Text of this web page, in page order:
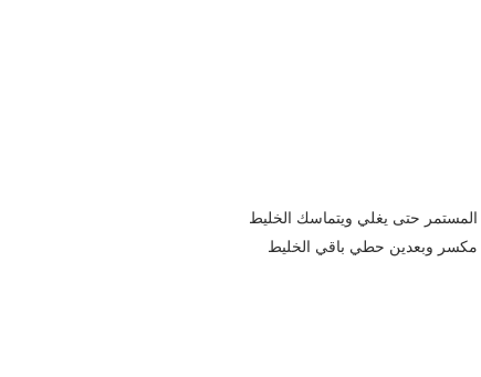
المستمر حتى يغلي ويتماسك الخليط
وبعدين حطي باقي الخليط